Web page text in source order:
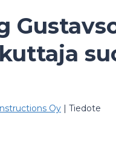
Oy | Tiedote